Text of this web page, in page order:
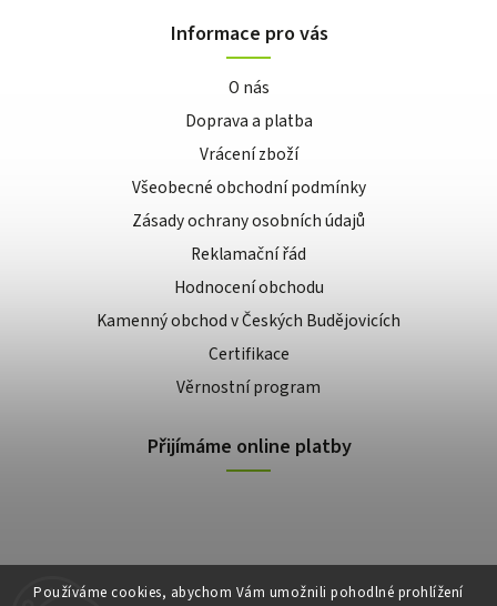
Používáme cookies, abychom Vám umožnili pohodlné prohlížení
Informace pro vás
O nás
Doprava a platba
Vrácení zboží
Všeobecné obchodní podmínky
Zásady ochrany osobních údajů
Reklamační řád
Hodnocení obchodu
Kamenný obchod v Českých Budějovicích
Certifikace
Věrnostní program
Přijímáme online platby